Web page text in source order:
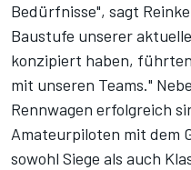
Bedürfnisse", sagt
Baustufe unserer
konzipiert haben,
mit unseren Teams."
Rennwagen erfolgreich
Amateurpiloten mit dem
sowohl Siege als auch